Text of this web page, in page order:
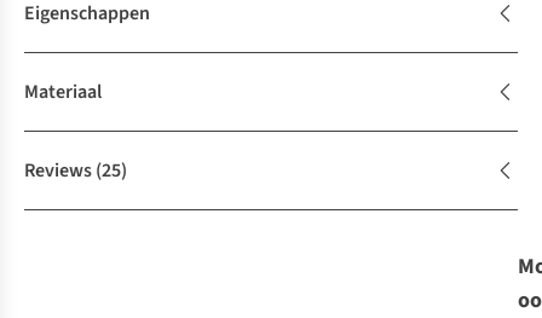
Eigenschappen
Materiaal
Reviews(25)